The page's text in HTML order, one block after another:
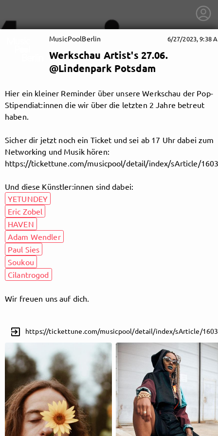
getnext to MusicPoolBerlin
Follow MusicPoolBerlin here!
MusicPoolBerlin 6/27/2023, 9:38
Werkschau Artist's 27.06.
@Lindenpark Potsdam
Hier ein kleiner Reminder über unsere Werkschau der Pop-
Stipendiat:innen die wir über die letzten 2 Jahre betreut
haben.
Sicher dir jetzt noch ein Ticket und sei ab 17 Uhr dabei zum
Networking und Musik hören:
https://tickettune.com/musicpool/detail/index/sArticle/
Und diese Künstler:innen sind dabei:
YETUNDEY
Eric Zobel
HAVEN
Adam Wendler
Paul Sies
Soukou
Cilantrogod
Wir freuen uns auf dich.
exit_to_app https://tickettune.com/musicpool/detail/index/sArticle/1603
Follow
MusicPoolBerlin, and
immediately
get access to all exclusive posts.